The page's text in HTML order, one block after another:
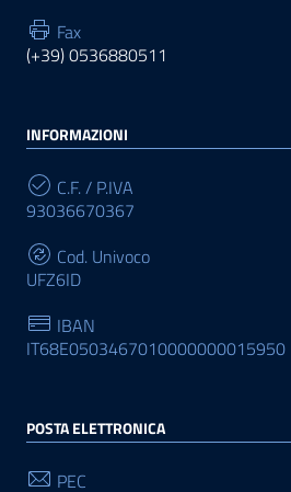
Fax
(+39) 0536880511
INFORMAZIONI
C.F. / P.IVA
93036670367
Cod. Univoco
UFZ6ID
IBAN
IT68E0503467010000000015950
POSTA ELETTRONICA
PEC